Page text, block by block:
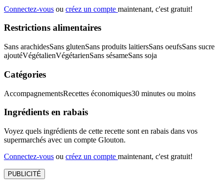
Connectez-vous ou créez un compte maintenant, c'est gratuit!
Restrictions alimentaires
Sans arachidesSans glutenSans produits laitiersSans oeufsSans sucre
ajoutéVégétalienVégétarienSans sésameSans soja
Catégories
AccompagnementsRecettes économiques30 minutes ou moins
Ingrédients en rabais
Voyez quels ingrédients de cette recette sont en rabais dans vos
supermarchés avec un compte Glouton.
Connectez-vous ou créez un compte maintenant, c'est gratuit!
PUBLICITÉ